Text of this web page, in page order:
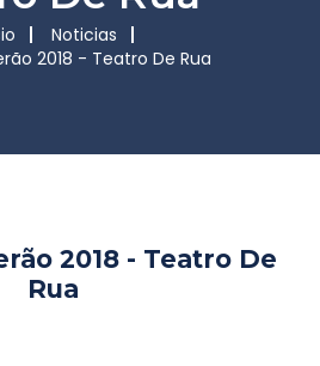
Noticias
2018 - Teatro De Rua
2018 - Teatro De
Rua